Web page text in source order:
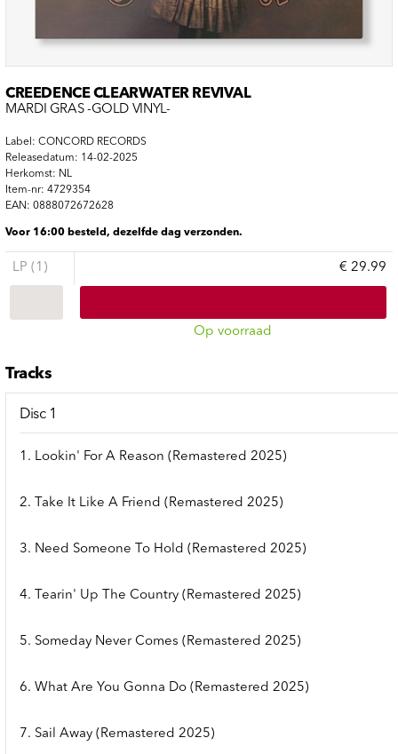
CREEDENCE CLEARWATER REVIVAL
MARDI GRAS -GOLD VINYL-
Label: CONCORD RECORDS
Releasedatum: 14-02-2025
Herkomst: NL
Item-nr: 4729354
EAN: 0888072672628
Voor 16:00 besteld, dezelfde dag verzonden.
LP (1) € 29.99
Op voorraad
Tracks
Disc 1
1. Lookin' For A Reason (Remastered 2025)
2. Take It Like A Friend (Remastered 2025)
3. Need Someone To Hold (Remastered 2025)
4. Tearin' Up The Country (Remastered 2025)
5. Someday Never Comes (Remastered 2025)
6. What Are You Gonna Do (Remastered 2025)
7. Sail Away (Remastered 2025)